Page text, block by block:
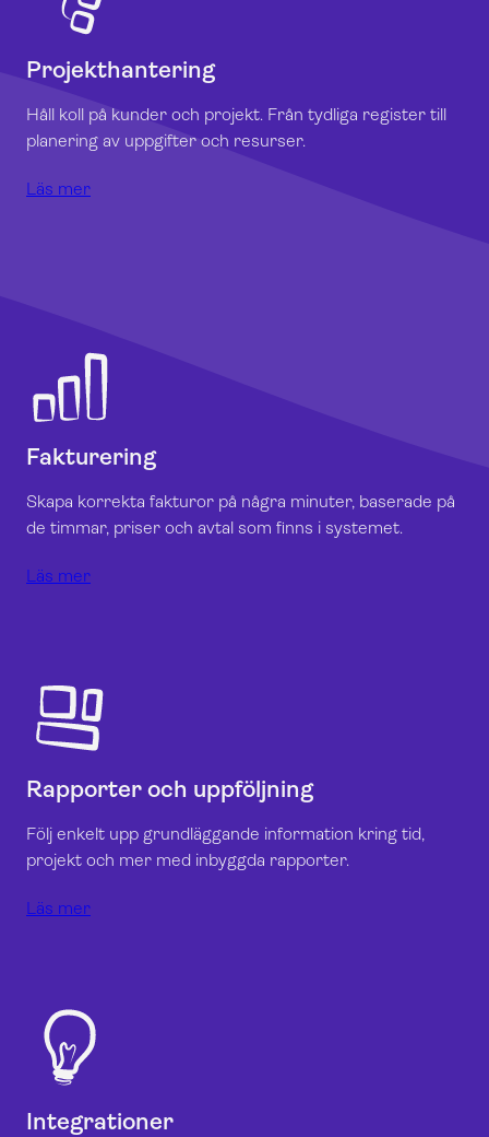
Projekthantering
Håll koll på kunder och projekt. Från tydliga register till
planering av uppgifter och resurser.
Läs mer
Fakturering
Skapa korrekta fakturor på några minuter, baserade på
de timmar, priser och avtal som finns i systemet.
Läs mer
Rapporter och uppföljning
Följ enkelt upp grundläggande information kring tid,
projekt och mer med inbyggda rapporter.
Läs mer
Integrationer